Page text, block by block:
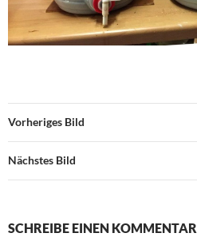
Vorheriges Bild
Nächstes Bild
SCHREIBE EINEN KOMMENTAR